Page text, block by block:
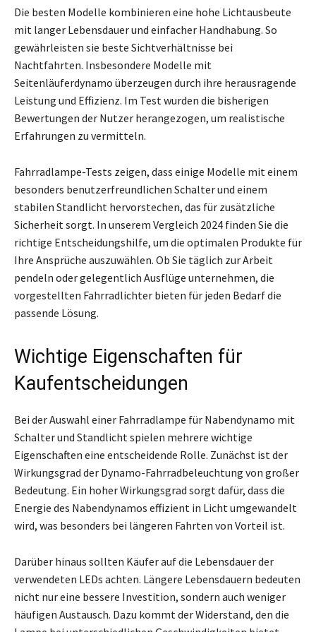
Die besten Modelle kombinieren eine hohe Lichtausbeute
mit langer Lebensdauer und einfacher Handhabung. So
gewährleisten sie beste Sichtverhältnisse bei
Nachtfahrten. Insbesondere Modelle mit
Seitenläuferdynamo überzeugen durch ihre herausragende
Leistung und Effizienz. Im Test wurden die bisherigen
Bewertungen der Nutzer herangezogen, um realistische
Erfahrungen zu vermitteln.
Fahrradlampe-Tests zeigen, dass einige Modelle mit einem
besonders benutzerfreundlichen Schalter und einem
stabilen Standlicht hervorstechen, das für zusätzliche
Sicherheit sorgt. In unserem Vergleich 2024 finden Sie die
richtige Entscheidungshilfe, um die optimalen Produkte für
Ihre Ansprüche auszuwählen. Ob Sie täglich zur Arbeit
pendeln oder gelegentlich Ausflüge unternehmen, die
vorgestellten Fahrradlichter bieten für jeden Bedarf die
passende Lösung.
Wichtige Eigenschaften für
Kaufentscheidungen
Bei der Auswahl einer Fahrradlampe für Nabendynamo mit
Schalter und Standlicht spielen mehrere wichtige
Eigenschaften eine entscheidende Rolle. Zunächst ist der
Wirkungsgrad der Dynamo-Fahrradbeleuchtung von großer
Bedeutung. Ein hoher Wirkungsgrad sorgt dafür, dass die
Energie des Nabendynamos effizient in Licht umgewandelt
wird, was besonders bei längeren Fahrten von Vorteil ist.
Darüber hinaus sollten Käufer auf die Lebensdauer der
verwendeten LEDs achten. Längere Lebensdauern bedeuten
nicht nur eine bessere Investition, sondern auch weniger
häufigen Austausch. Dazu kommt der Widerstand, den die